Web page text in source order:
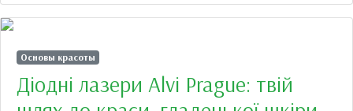
Основы красоты
Діодні лазери Alvi Prague: твій